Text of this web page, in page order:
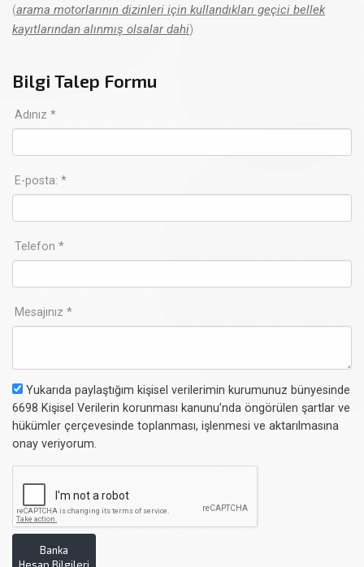
(arama motorlarının dizinleri için kullandıkları geçici bellek
kayıtlarından alınmış olsalar dahi)
Bilgi Talep Formu
Adınız *
E-posta: *
Telefon *
Mesajınız *
Yukarıda paylaştığım kişisel verilerimin kurumunuz bünyesinde
6698 Kişisel Verilerin korunması kanunu’nda öngörülen şartlar ve
hükümler çerçevesinde toplanması, işlenmesi ve aktarılmasına
onay veriyorum.
Banka